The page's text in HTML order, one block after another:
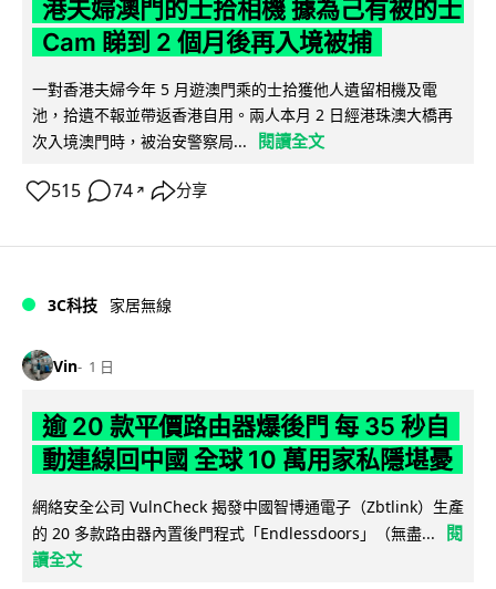
港夫婦澳門的士拾相機 據為己有被的士
Cam 睇到 2 個月後再入境被捕
一對香港夫婦今年 5 月遊澳門乘的士拾獲他人遺留相機及電
池，拾遺不報並帶返香港自用。兩人本月 2 日經港珠澳大橋再
次入境澳門時，被治安警察局...
閱讀全文
515 74 ↗ 分享
3C科技 家居無線
Vin 1 日
逾 20 款平價路由器爆後門 每 35 秒自
動連線回中國 全球 10 萬用家私隱堪憂
網絡安全公司 VulnCheck 揭發中國智博通電子（Zbtlink）生產
的 20 多款路由器內置後門程式「Endlessdoors」（無盡...
閱
讀全文